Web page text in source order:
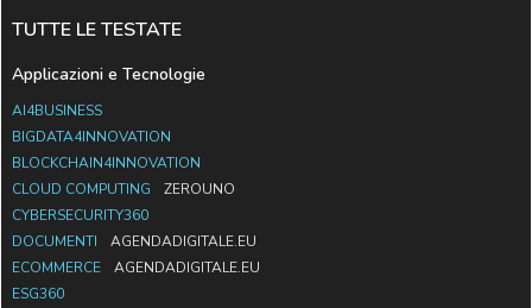
TUTTE LE TESTATE
Applicazioni e Tecnologie
AI4BUSINESS
BIGDATA4INNOVATION
BLOCKCHAIN4INNOVATION
CLOUD COMPUTING
ZEROUNO
CYBERSECURITY360
DOCUMENTI
AGENDADIGITALE.EU
ECOMMERCE
AGENDADIGITALE.EU
ESG360